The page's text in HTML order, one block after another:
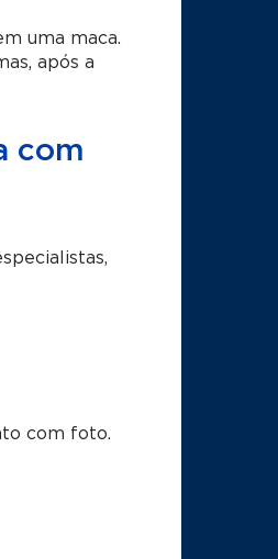
uma maca.
após a
com
com foto.